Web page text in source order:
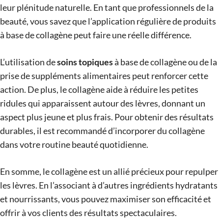
leur plénitude naturelle. En tant que professionnels de la
beauté, vous savez que l’application régulière de produits
à base de collagène peut faire une réelle différence.
L’utilisation desoins topiquesà base de collagène ou de la
prise de suppléments alimentaires peut renforcer cette
action. De plus, le collagène aide à réduire les petites
ridules qui apparaissent autour des lèvres, donnant un
aspect plus jeune et plus frais. Pour obtenir des résultats
durables, il est recommandé d’incorporer du collagène
dans votre routine beauté quotidienne.
En somme, le collagène est un allié précieux pour repulper
les lèvres. En l’associant à d’autres ingrédients hydratants
et nourrissants, vous pouvez maximiser son efficacité et
offrir à vos clients des résultats spectaculaires.